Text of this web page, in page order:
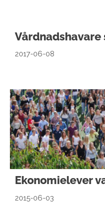
2017-06-08
Ekonomielever
2015-06-03